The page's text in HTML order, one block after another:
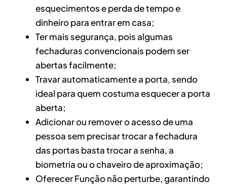
esquecimentos e perda de tempo e
dinheiro para entrar em casa;
Ter mais segurança, pois algumas
fechaduras convencionais podem ser
abertas facilmente;
Travar automaticamente a porta, sendo
ideal para quem costuma esquecer a porta
aberta;
Adicionar ou remover o acesso de uma
pessoa sem precisar trocar a fechadura
das portas basta trocar a senha, a
biometria ou o chaveiro de aproximação;
Oferecer Função não perturbe, garantindo